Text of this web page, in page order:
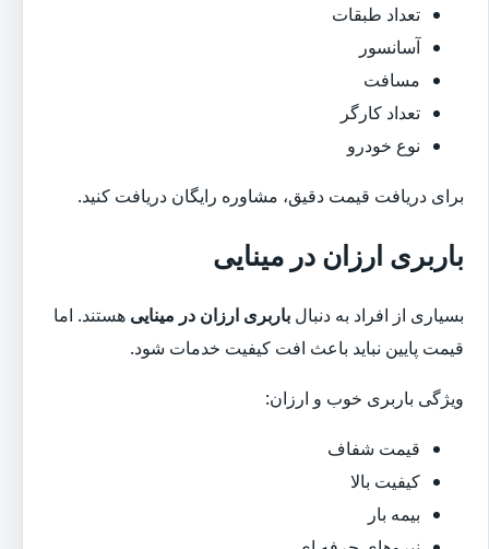
تعداد طبقات
آسانسور
مسافت
تعداد کارگر
نوع خودرو
برای دریافت قیمت دقیق، مشاوره رایگان دریافت کنید.
باربری ارزان در مینایی
بسیاری از افراد به دنبال باربری ارزان در مینایی هستند. اما
قیمت پایین نباید باعث افت کیفیت خدمات شود.
ویژگی باربری خوب و ارزان:
قیمت شفاف
کیفیت بالا
بیمه بار